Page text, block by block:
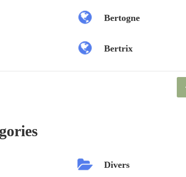
Bertogne
Bertrix
Divers